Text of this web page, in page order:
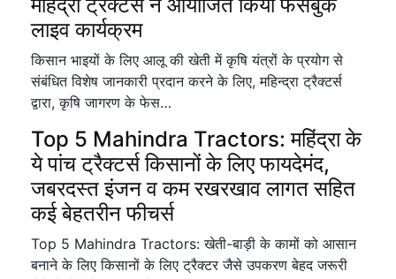
लाइव कार्यक्रम
किसान भाइयों के लिए आलू की खेती में कृषि यंत्रों के प्रयोग से
संबंधित विशेष जानकारी प्रदान करने के लिए, महिन्द्रा ट्रैक्टर्स
द्वारा, कृषि जागरण के फेस…
Top 5 Mahindra Tractors: महिंद्रा के
ये पांच ट्रैक्टर्स किसानों के लिए फायदेमंद,
जबरदस्त इंजन व कम रखरखाव लागत सहित
कई बेहतरीन फीचर्स
Top 5 Mahindra Tractors: खेती-बाड़ी के कामों को आसान
बनाने के लिए किसानों के लिए ट्रैक्टर जैसे उपकरण बेहद जरूरी